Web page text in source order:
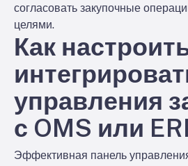
согласовать закупочные
целями.
Как
управления
с OMS или
Эффективная панель